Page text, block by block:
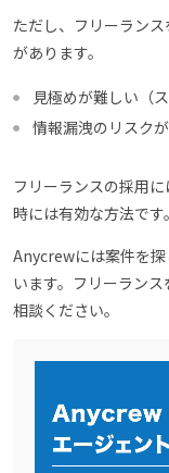
ただし、フリーラン
があります。
見極めが難しい（
情報漏洩のリスク
フリーランスの採用
時には有効な方法です。
Anycrewには案件を
います。フリーラン
相談ください。